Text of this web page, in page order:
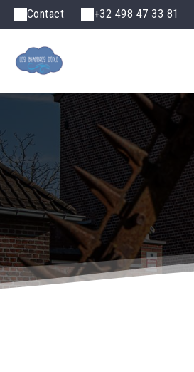
Contact +32 498 47 33 81